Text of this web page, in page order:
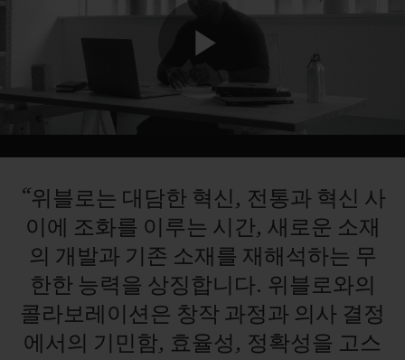
로를 바라볼 수 있도록 도와주었습니다.
겉으로 보이는 표현에는 변화가 있을지라도, 그 속
에 담긴 정신은 언제나 변함없습니다.
Play
Video
“위블로는 대담한 혁신, 전통과 혁신 사
이에 조화를 이루는 시간, 새로운 소재
의 개발과 기존 소재를 재해석하는 무
한한 능력을 상징합니다. 위블로와의
콜라보레이션은 창작 과정과 의사 결정
에서의 기민함, 효율성, 정확성을 고스
부티크 검색